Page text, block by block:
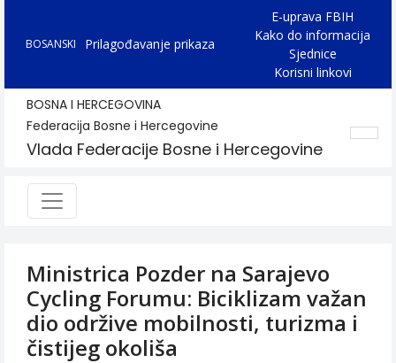
BOSANSKI Prilagođavanje prikaza
E-uprava FBIH
Kako do informacija
Sjednice
Korisni linkovi
BOSNA I HERCEGOVINA
Federacija Bosne i Hercegovine
Vlada Federacije Bosne i Hercegovine
Ministrica Pozder na Sarajevo
Cycling Forumu: Biciklizam važan
dio održive mobilnosti, turizma i
čistijeg okoliša